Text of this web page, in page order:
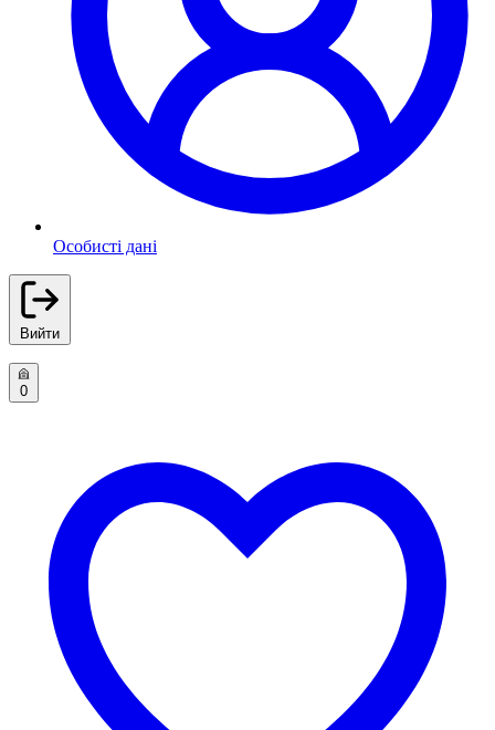
Особисті дані
Вийти
0